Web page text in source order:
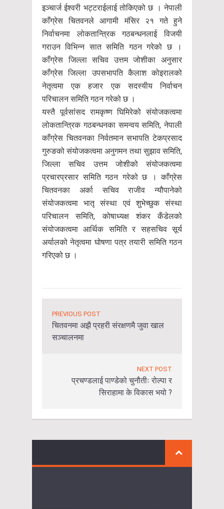
इञ्चार्ज ईश्वरी भट्टराईलाई तोकिएको छ । नेपाली
काँग्रेस चितवनले आगामी मंसिर २१ गते हुने
निर्वाचनमा लोकतान्त्रिक गठबन्धनलाई विजयी
गराउन विभिन्न सात समिति गठन गरेको छ ।
काँग्रेस जिल्ला सचिव उत्तम जोशीका अनुसार
काँग्रेस जिल्ला उपसभापति कैलाश कोइरालको
नेतृत्वमा एक हजार एक सदस्यीय निर्वाचन
परिचालन समिति गठन गरेको छ ।
यस्तै पूर्वसांसद रामकृष्ण घिमिरेको संयोजकत्वमा
लोकतान्त्रिक गठबन्धनका समन्वय समिति, नेपाली
काँग्रेस चितवनका निर्वतमान सभापति टेकप्रसाद
गुरुङको संयोजकत्वमा अनुगमन तथा सुझाव समिति,
जिल्ला सचिव उत्तम जोशीको संयोजकत्वमा
प्रचारप्रसार समिति गठन गरेको छ । काँग्रेस
चितवनका अर्का सचिव राजीव न्यौपानेको
संयोजकत्वमा भातृ संस्था एवं शुभेच्छुक संस्था
परिचालन समिति, कोषाध्यक्ष शंकर कँडेलको
संयोजकत्वमा आर्थिक समिति र सहसचिव सूर्य
अर्यालको नेतृत्वमा घोषणा पत्र तयारी समिति गठन
गरिएको छ ।
PREVIOUS POST
चितवनमा अझै प्रहरी संरक्षणमै जुवा खाल
सञ्चालनमा
NEXT POST
प्रचण्डलाई पाण्डेको चुनौतीः रोल्पा र
सिराहामा के विकास भयो ?